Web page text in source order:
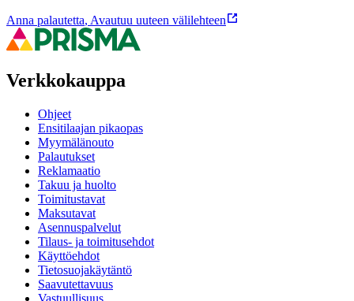
Anna palautetta, Avautuu uuteen välilehteen
Verkkokauppa
Ohjeet
Ensitilaajan pikaopas
Myymälänouto
Palautukset
Reklamaatio
Takuu ja huolto
Toimitustavat
Maksutavat
Asennuspalvelut
Tilaus- ja toimitusehdot
Käyttöehdot
Tietosuojakäytäntö
Saavutettavuus
Vastuullisuus